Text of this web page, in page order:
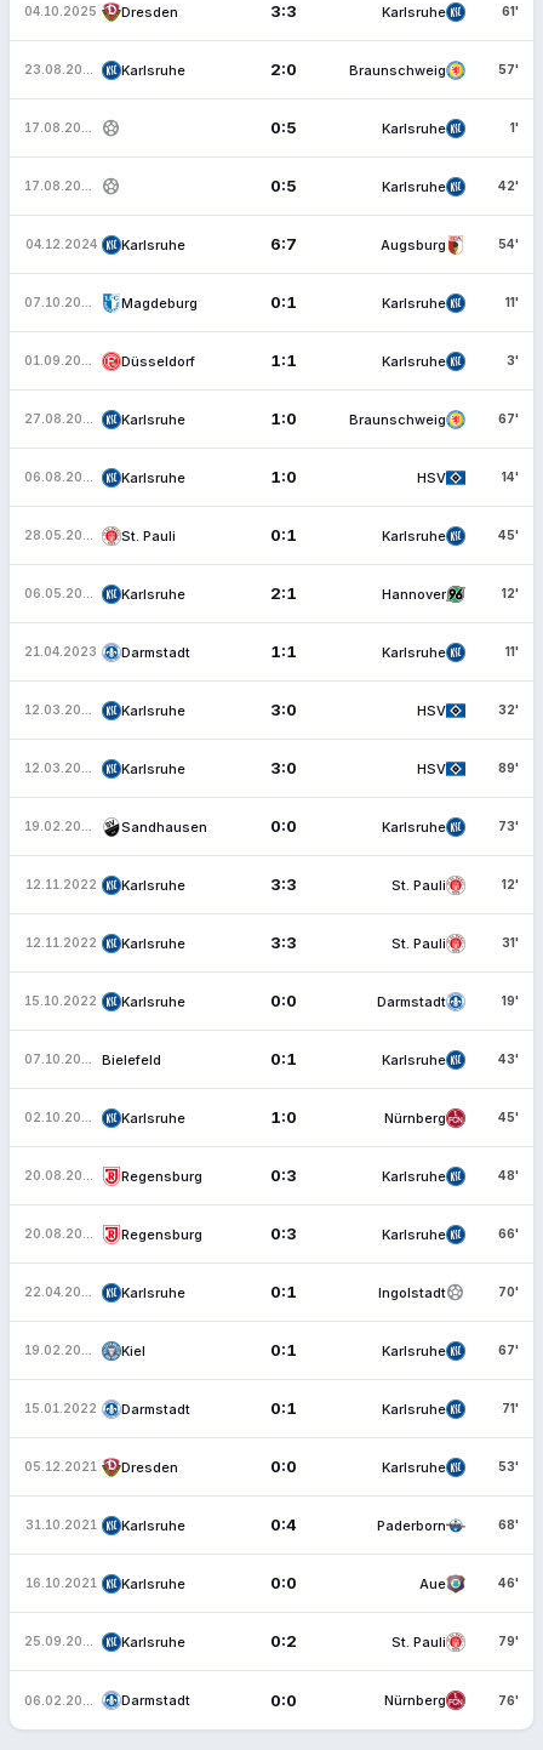
04.10.2025 Dresden 3:3 Karlsruhe 61'
Karlsruhe 2:0 Braunschweig 57'
sports_soccer 0:5 Karlsruhe 1'
sports_soccer 0:5 Karlsruhe 42'
04.12.2024 Karlsruhe 6:7 Augsburg 54'
Magdeburg 0:1 Karlsruhe 11'
Düsseldorf 1:1 Karlsruhe 3'
Karlsruhe 1:0 Braunschweig 67'
Karlsruhe 1:0 HSV 14'
St. Pauli 0:1 Karlsruhe 45'
Karlsruhe 2:1 Hannover 12'
21.04.2023 Darmstadt 1:1 Karlsruhe 11'
Karlsruhe 3:0 HSV 32'
Karlsruhe 3:0 HSV 89'
Sandhausen 0:0 Karlsruhe 73'
12.11.2022 Karlsruhe 3:3 St. Pauli 12'
12.11.2022 Karlsruhe 3:3 St. Pauli 31'
15.10.2022 Karlsruhe 0:0 Darmstadt 19'
Bielefeld 0:1 Karlsruhe 43'
Karlsruhe 1:0 Nürnberg 45'
Regensburg 0:3 Karlsruhe 48'
Regensburg 0:3 Karlsruhe 66'
Karlsruhe 0:1 sports_soccer
Ingolstadt 70'
Kiel 0:1 Karlsruhe 67'
15.01.2022 Darmstadt 0:1 Karlsruhe 71'
05.12.2021 Dresden 0:0 Karlsruhe 53'
31.10.2021 Karlsruhe 0:4 Paderborn 68'
16.10.2021 Karlsruhe 0:0 Aue 46'
Karlsruhe 0:2 St. Pauli 79'
Darmstadt 0:0 Nürnberg 76'